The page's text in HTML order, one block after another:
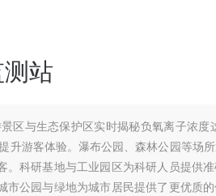
站
区与生态保护区实时揭秘负氧离子浓度
升游客体验。瀑布公园、森林公园等场
。科研基地与工业园区为科研人员提供
公园与绿地为城市居民提供了更优质的